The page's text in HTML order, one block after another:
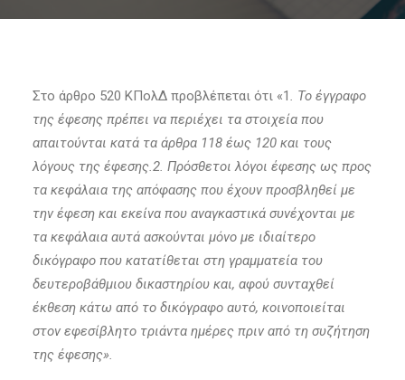
Στο άρθρο 520 ΚΠολΔ προβλέπεται ότι «1. Το έγγραφο
της έφεσης πρέπει να περιέχει τα στοιχεία που
απαιτούνται κατά τα άρθρα 118 έως 120 και τους
λόγους της έφεσης.2. Πρόσθετοι λόγοι έφεσης ως προς
τα κεφάλαια της απόφασης που έχουν προσβληθεί με
την έφεση και εκείνα που αναγκαστικά συνέχονται με
τα κεφάλαια αυτά ασκούνται μόνο με ιδιαίτερο
δικόγραφο που κατατίθεται στη γραμματεία του
δευτεροβάθμιου δικαστηρίου και, αφού συνταχθεί
έκθεση κάτω από το δικόγραφο αυτό, κοινοποιείται
στον εφεσίβλητο τριάντα ημέρες πριν από τη συζήτηση
της έφεσης».